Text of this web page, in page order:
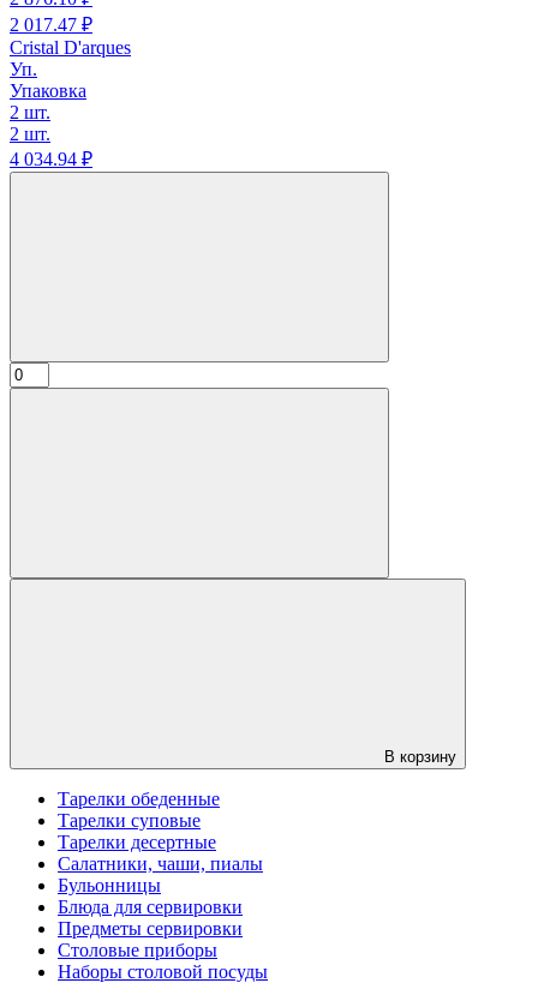
2 017.47 ₽
Cristal D'arques
Уп.
Упаковка
2 шт.
2 шт.
4 034.94 ₽
В корзину
Тарелки обеденные
Тарелки суповые
Тарелки десертные
Салатники, чаши, пиалы
Бульонницы
Блюда для сервировки
Предметы сервировки
Столовые приборы
Наборы столовой посуды